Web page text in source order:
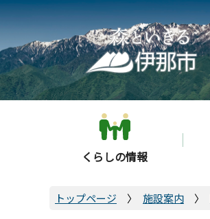
こ
の
ペ
ー
ジ
の
くらしの情報
トップページ 施設案内